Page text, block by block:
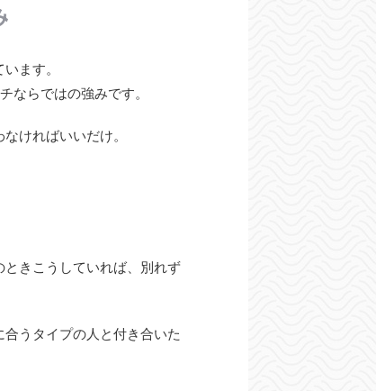
ます。
ならではの強みです。
ければいいだけ。
きこうしていれば、別れず
うタイプの人と付き合いた